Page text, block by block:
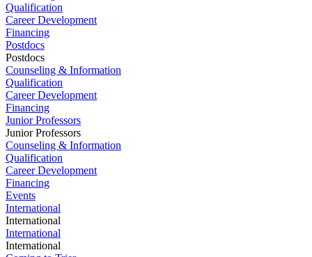
Qualification
Career Development
Financing
Postdocs
Postdocs
Counseling & Information
Qualification
Career Development
Financing
Junior Professors
Junior Professors
Counseling & Information
Qualification
Career Development
Financing
Events
International
International
International
International